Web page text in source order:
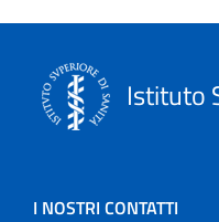
Istituto
I NOSTRI CONTATTI